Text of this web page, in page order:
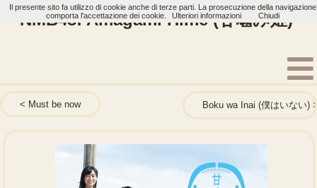
NMB48: Amagami Hime (甘噛み姫)
Must be now Boku wa Inai (僕はいない)
Il presente sito fa utilizzo di cookie anche di terze parti. La prosecuzione della navigazione
comporta l'accettazione dei cookie.
Ulteriori informazioni Chiudi